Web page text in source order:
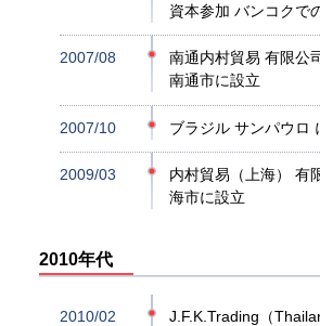
資本参加 バンコクで
2007/08
南通内村貿易 有限公
南通市に設立
2007/10 ブラジル サンパウロ
2009/03
内村貿易（上海） 有
海市に設立
2010年代
2010/02
J.F.K.Trading（